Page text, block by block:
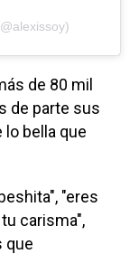
de 80 mil
de parte sus
bella que
"eres
carisma",
que